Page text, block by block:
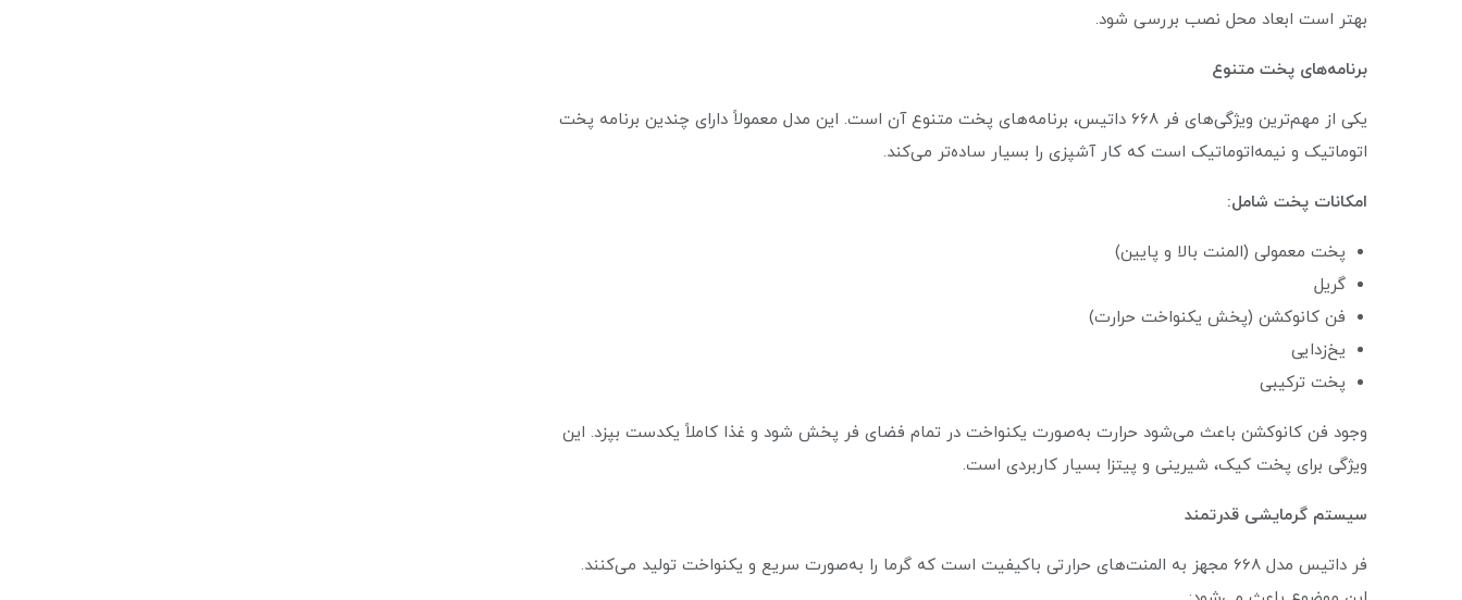
بهتر است ابعاد محل نصب بررسی شود.
برنامه‌های پخت متنوع
یکی از مهم‌ترین ویژگی‌های فر 668 داتیس، برنامه‌های پخت متنوع آن است. این مدل معمولاً دارای چندین برنامه پخت
اتوماتیک و نیمه‌اتوماتیک است که کار آشپزی را بسیار ساده‌تر می‌کند.
امکانات پخت شامل:
پخت معمولی (المنت بالا و پایین)
گریل
فن کانوکشن (پخش یکنواخت حرارت)
یخ‌زدایی
پخت ترکیبی
وجود فن کانوکشن باعث می‌شود حرارت به‌صورت یکنواخت در تمام فضای فر پخش شود و غذا کاملاً یکدست بپزد. این
ویژگی برای پخت کیک، شیرینی و پیتزا بسیار کاربردی است.
سیستم گرمایشی قدرتمند
فر داتیس مدل 668 مجهز به المنت‌های حرارتی باکیفیت است که گرما را به‌صورت سریع و یکنواخت تولید می‌کنند.